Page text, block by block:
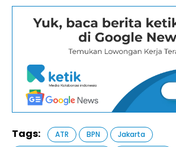
Tags: ATR BPN
Jakarta